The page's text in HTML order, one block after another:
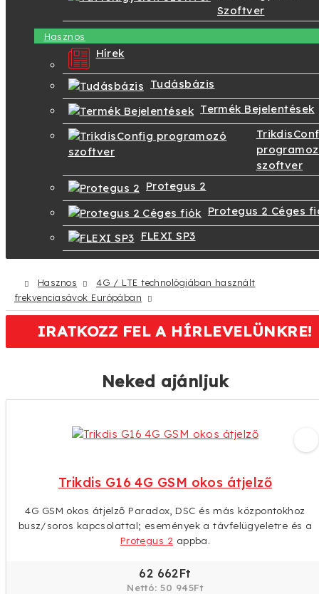
Szoftver
Hasznos
Hírek
Tudásbázis
Termék Bejelentések
szoftver
Protegus 2
Protegus 2 Céges
FLEXI SP3
Hasznos
4G / LTE technológiában használt
frekvenciasávok Európában
IRATKOZZ FEL A HÍRLEVELÜNKRE!
Neked ajánljuk
Trikdis G16 4G GSM okos átjelző
4G GSM okos átjelző Paradox, DSC és más központokhoz
busz/soros kapcsolattal; események a távfelügyeletre és a
Protegus 2 appba.
62 662Ft
Nettó: 50 945Ft